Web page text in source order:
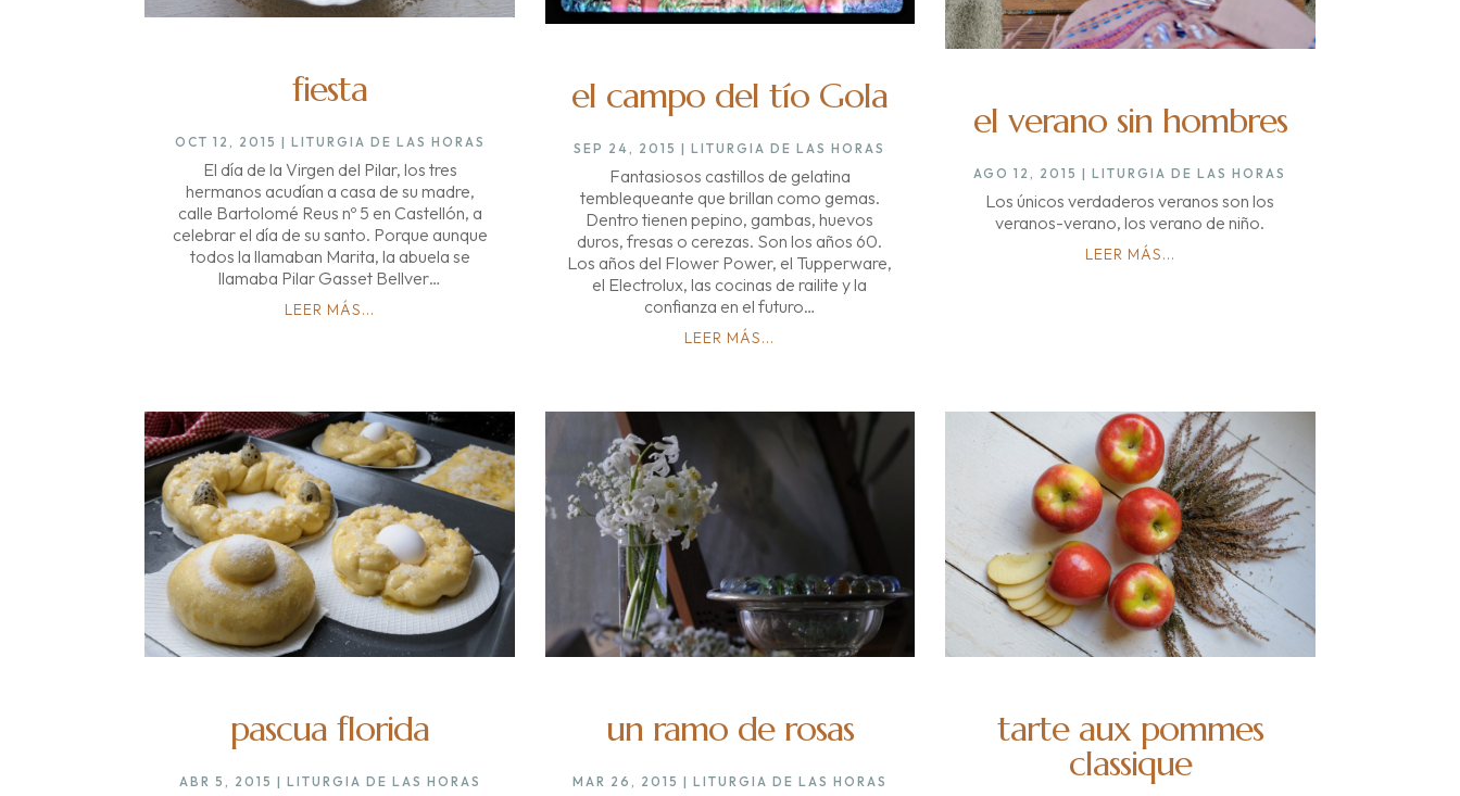
fiesta
OCT 12, 2015 | LITURGIA DE LAS HORAS
El día de la Virgen del Pilar, los tres
hermanos acudían a casa de su madre,
calle Bartolomé Reus nº 5 en Castellón, a
celebrar el día de su santo. Porque aunque
todos la llamaban Marita, la abuela se
llamaba Pilar Gasset Bellver…
LEER MÁS...
el campo del tío Gola
SEP 24, 2015 |LITURGIA DE LAS HORAS
Fantasiosos castillos de gelatina
temblequeante que brillan como gemas.
Dentro tienen pepino, gambas, huevos
duros, fresas o cerezas. Son los años 60.
Los años del Flower Power, el Tupperware,
el Electrolux, las cocinas de railite y la
confianza en el futuro…
LEER MÁS...
el verano sin hombres
AGO 12, 2015 |LITURGIA DE LAS HORAS
Los únicos verdaderos veranos son los
veranos-verano, los verano de niño.
LEER MÁS...
pascua florida
ABR 5, 2015 | LITURGIA DE LAS HORAS
un ramo de rosas
MAR 26, 2015 | LITURGIA DE LAS HORAS
tarte aux pommes
classique